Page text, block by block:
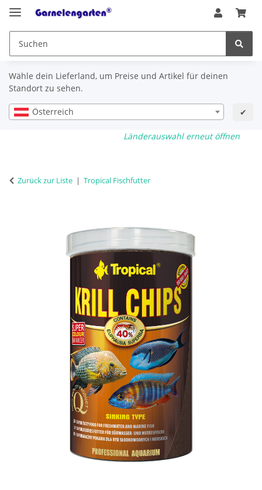
Wähle dein Lieferland, um Preise und Artikel für deinen
Standort zu sehen.
Österreich ✔
Länderauswahl erneut öffnen
Zurück zur Liste Tropical Fischfutter